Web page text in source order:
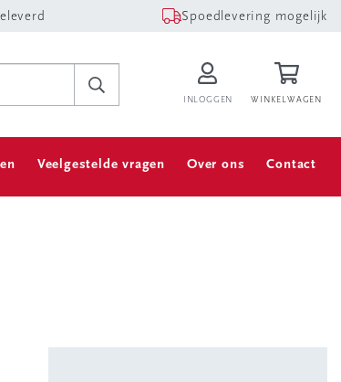
Spoedlevering mogelijk
INLOGGEN WINKELWAGEN
Veelgestelde vragen Over ons Contact